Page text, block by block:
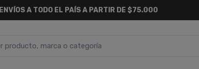
ENVÍOS A TODO EL PAÍS A PARTIR DE $75.000